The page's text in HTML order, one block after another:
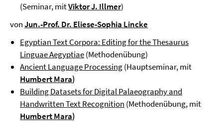
(Seminar, mitViktor J. Illmer)
vonJun.-Prof. Dr. Eliese-Sophia Lincke
Egyptian Text Corpora: Editing for the Thesaurus
Linguae Aegyptiae(Methodenübung)
Ancient Language Processing(Hauptseminar, mit
Humbert Mara)
Building Datasets for Digital Palaeography and
Handwritten Text Recognition (Methodenübung, mit
Humbert Mara)